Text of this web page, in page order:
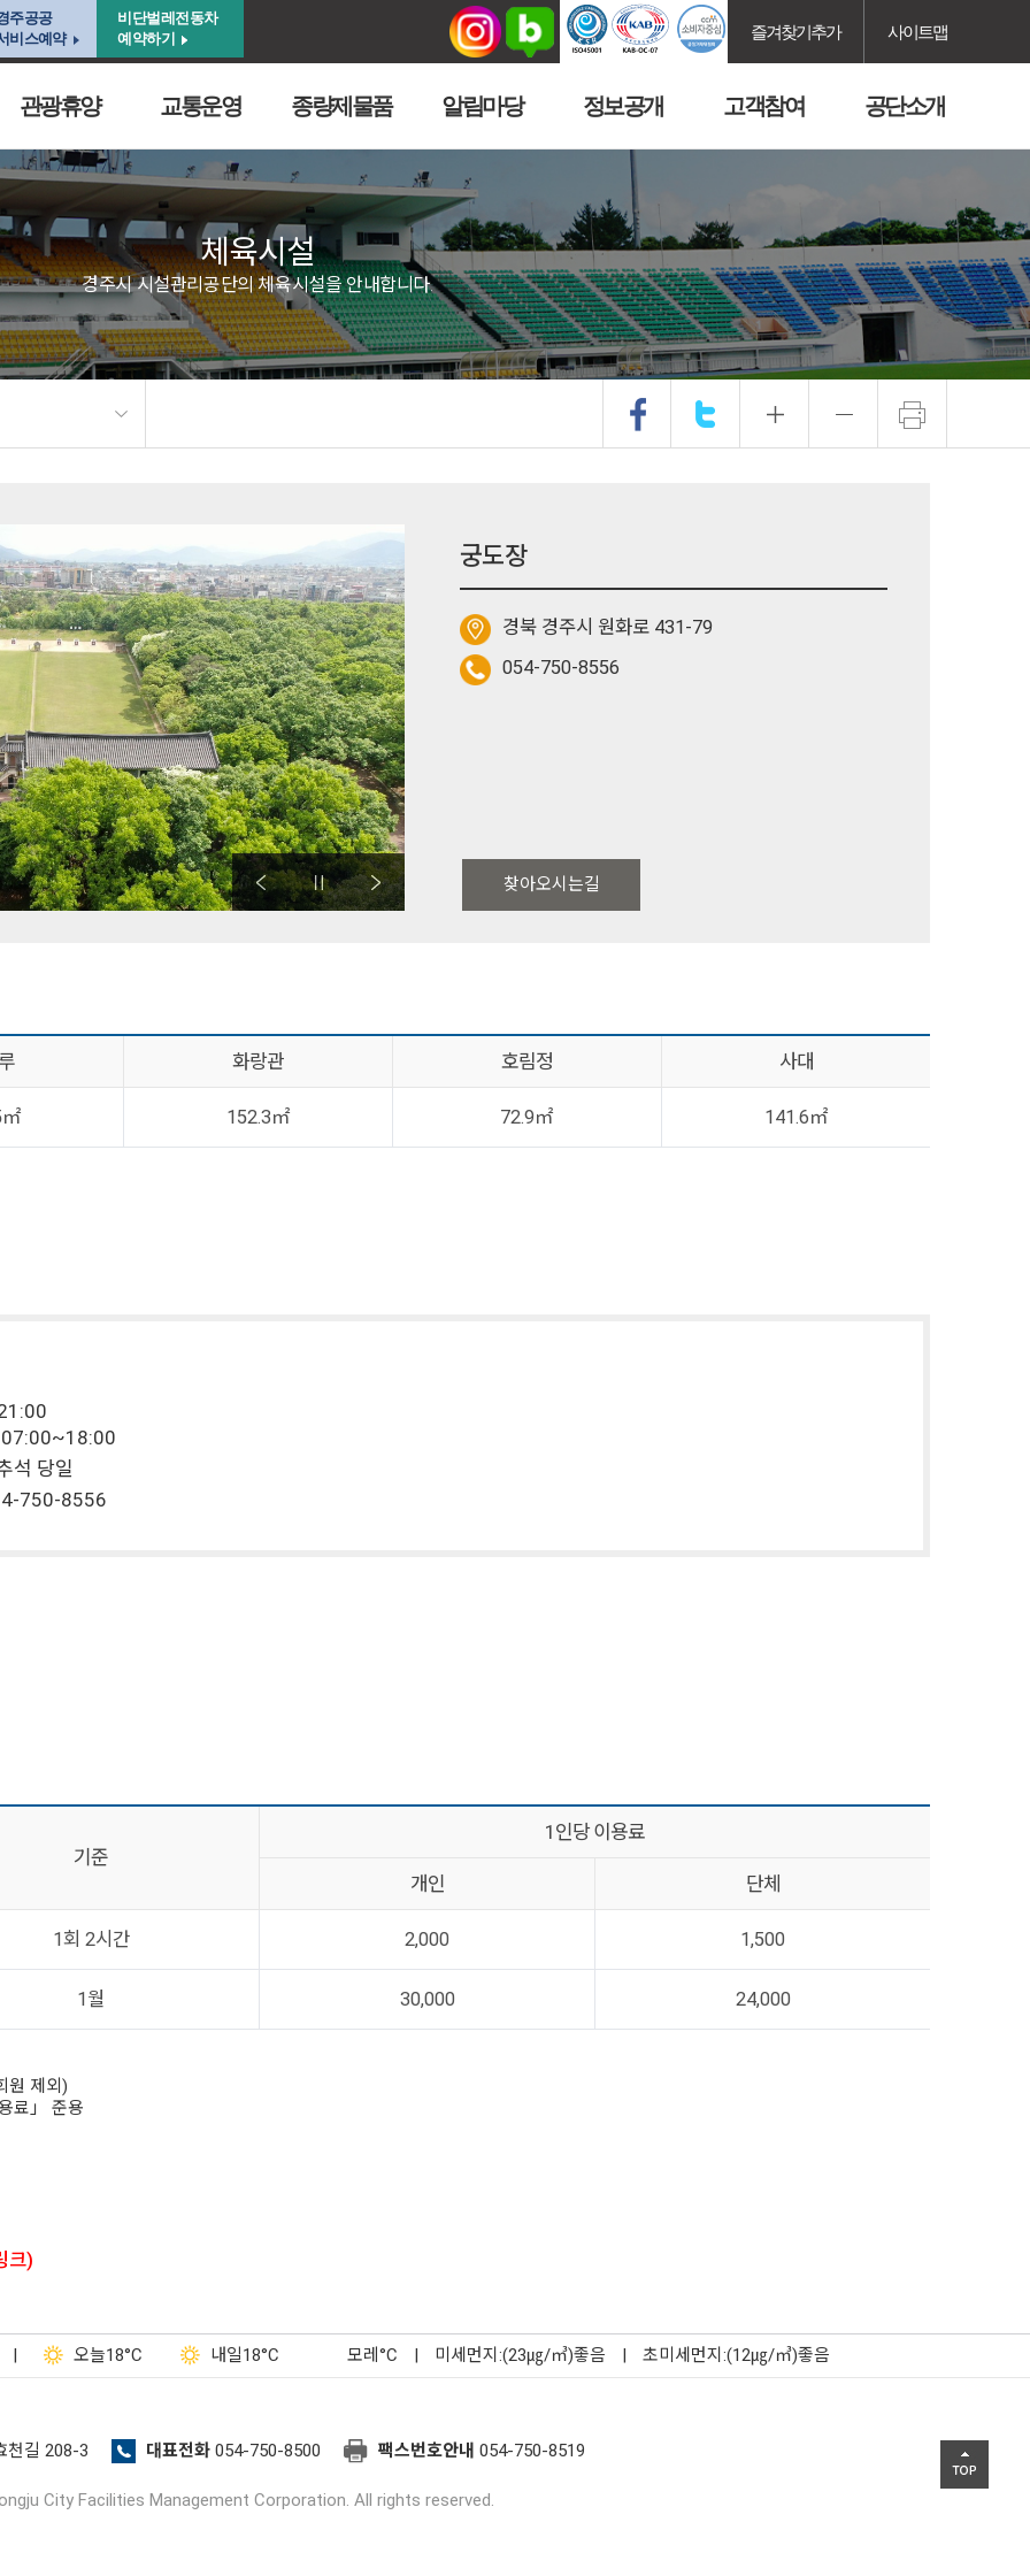
주공공
비스예약
비단벌레전동차
예약하기
즐겨찾기추가 사이트맵
관광휴양 교통운영 종량제물품 알림마당 정보공개 고객참여 공단소개
체육시설
경주시 시설관리공단의 체육시설을 안내합니다.
궁도장
경북 경주시 원화로 431-79
054-750-8556
찾아오시는길
화랑관 호림정 사대
152.3㎡ 72.9㎡ 141.6㎡
07:00~18:00
석 당일
750-8556
기준
1인당 이용료
개인 단체
1회 2시간 2,000 1,500
1월 30,000 24,000
원 제외)
료」 준용
크)
| 오늘18°C 내일18°C 모레 °C | 미세먼지:(23㎍/㎥)좋음 | 초미세먼지:(12㎍/㎥)좋음
천길 208-3 대표전화 054-750-8500 팩스번호안내 054-750-8519
City Facilities Management Corporation. All rights reserved.